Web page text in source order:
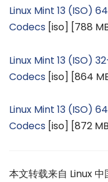
Linux Mint 13 (ISO)
Codecs [iso] [788
Linux Mint 13 (ISO)
Codecs [iso] [864
Linux Mint 13 (ISO)
Codecs [iso] [872
本文转载来自 Linux 中